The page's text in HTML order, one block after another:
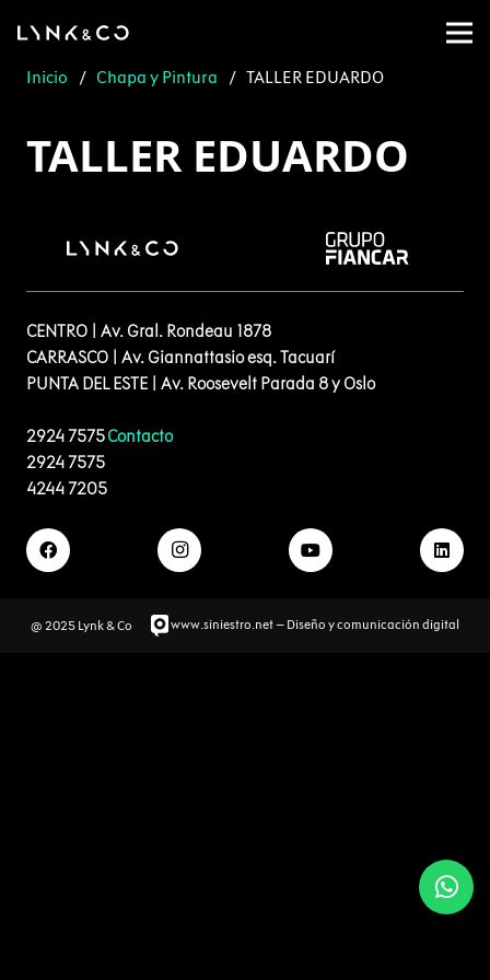
Inicio / Chapa y Pintura / TALLER EDUARDO
TALLER EDUARDO
CENTRO | Av. Gral. Rondeau 1878
CARRASCO | Av. Giannattasio esq. Tacuarí
PUNTA DEL ESTE | Av. Roosevelt Parada 8 y Oslo
2924 7575
2924 7575
4244 7205
Contacto
@ 2025 Lynk & Co www.siniestro.net– Diseño y comunicación digital